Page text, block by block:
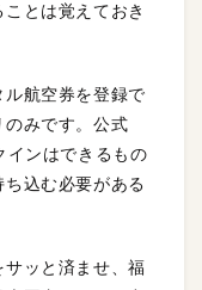
とは覚えておき
ル航空券を登録で
のみです。公式
インはできるもの
込む必要がある
ッと済ませ、福